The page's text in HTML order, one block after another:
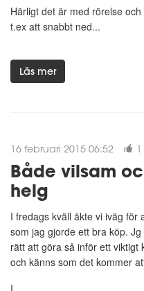
Härligt det är med rörelse
t.ex att snabbt ned...
Läs mer
16 februari 2015 06:52 1
Både vilsam
helg
I fredags kväll åkte vi iväg
som jag gjorde ett bra köp.
rätt att göra så inför ett viktigt
och känns som det kommer